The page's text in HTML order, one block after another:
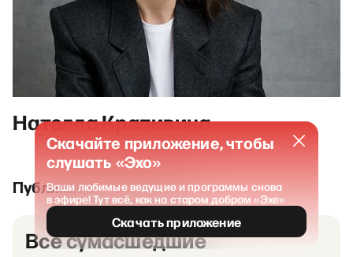
Нателла Крапивина
Публикации и выпуски
Все сумасшедшие
Скачайте приложение, чтобы
слушать «Эхо»
Ваши любимые ведущие и программы снова
в эфире! Тут всё, как на старом добром «Эхе»
Скачать приложение